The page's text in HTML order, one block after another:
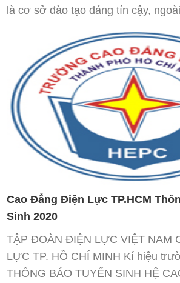
là cơ sở đào tạo đáng tín cậy,
Cao Đẳng Điện Lực TP.HCM
Sinh 2020
TẬP ĐOÀN ĐIỆN LỰC VIỆT NAM
LỰC TP. HỒ CHÍ MINH Kí hiệu
THÔNG BÁO TUYỂN SINH HỆ